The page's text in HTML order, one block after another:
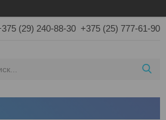
(29) 240-88-30 +375 (25) 777-61-90